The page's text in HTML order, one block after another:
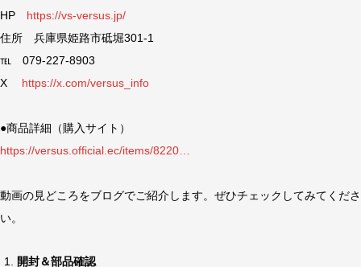
HP https://vs-versus.jp/
住所 兵庫県姫路市砥堀301-1
℡ 079-227-8903
X https://x.com/versus_info
●商品詳細（購入サイト）
https://versus.official.ec/items/8220…
動画の見どころをブログでご紹介します。ぜひチェックしてみてくださ
い。
開封＆部品確認